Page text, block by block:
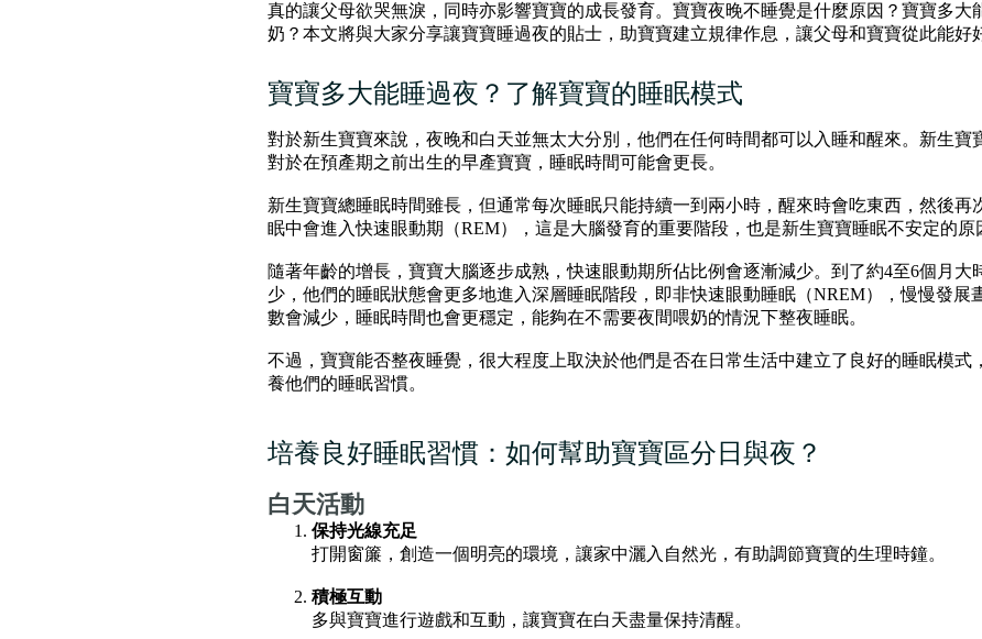
真的讓父母欲哭無淚，同時亦影響寶寶的成長發育。寶寶夜晚不睡覺是什麼原因？寶寶多大
奶？本文將與大家分享讓寶寶睡過夜的貼士，助寶寶建立規律作息，讓父母和寶寶從此能好
寶寶多大能睡過夜？了解寶寶的睡眠模式
對於新生寶寶來說，夜晚和白天並無太大分別，他們在任何時間都可以入睡和醒來。新生寶
對於在預產期之前出生的早產寶寶，睡眠時間可能會更長。
新生寶寶總睡眠時間雖長，但通常每次睡眠只能持續一到兩小時，醒來時會吃東西，然後再
眠中會進入快速眼動期（REM），這是大腦發育的重要階段，也是新生寶寶睡眠不安定的原
隨著年齡的增長，寶寶大腦逐步成熟，快速眼動期所佔比例會逐漸減少。到了約4至6個月大
少，他們的睡眠狀態會更多地進入深層睡眠階段，即非快速眼動睡眠（NREM），慢慢發展
數會減少，睡眠時間也會更穩定，能夠在不需要夜間喂奶的情況下整夜睡眠。
不過，寶寶能否整夜睡覺，很大程度上取決於他們是否在日常生活中建立了良好的睡眠模式
養他們的睡眠習慣。
培養良好睡眠習慣：如何幫助寶寶區分日與夜？
白天活動
保持光線充足
打開窗簾，創造一個明亮的環境，讓家中灑入自然光，有助調節寶寶的生理時鐘。
積極互動
多與寶寶進行遊戲和互動，讓寶寶在白天盡量保持清醒。